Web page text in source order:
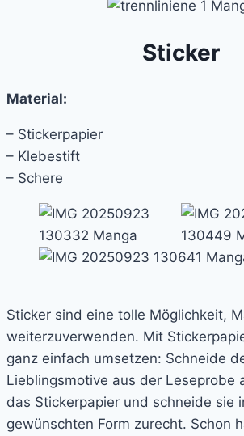
Sticker
Material:
– Stickerpapier
– Klebestift
– Schere
Sticker sind eine tolle Möglichkeit,
weiterzuverwenden. Mit
ganz einfach umsetzen: Schneide
Lieblingsmotive aus der Leseprobe
das Stickerpapier und schneide sie
gewünschten Form zurecht. Schon